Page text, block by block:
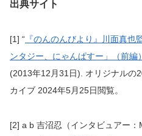
出典サイト
[1] “ 『のんのんびより』川面真
ンタジー、にゃんぱすー」（前編）
(2013年12月31日). オリジナルの
カイブ 2024年5月25日閲覧。
[2] a b 吉沼忍（インタビュアー：